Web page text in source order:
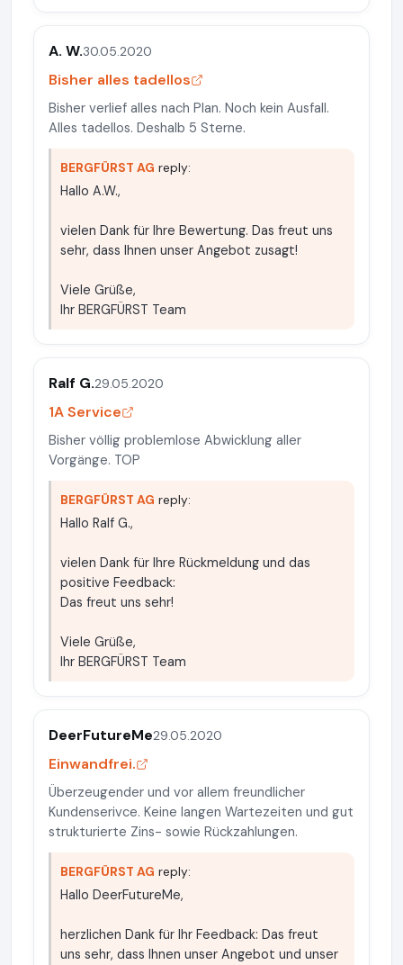
A. W.30.05.2020
Bisher alles tadellos
Bisher verlief alles nach Plan. Noch kein Ausfall.
Alles tadellos. Deshalb 5 Sterne.
BERGFÜRST AG reply:
Hallo A.W.,
vielen Dank für Ihre Bewertung. Das freut uns
sehr, dass Ihnen unser Angebot zusagt!
Viele Grüße,
Ihr BERGFÜRST Team
Ralf G.29.05.2020
1A Service
Bisher völlig problemlose Abwicklung aller
Vorgänge. TOP
BERGFÜRST AG reply:
Hallo Ralf G.,
vielen Dank für Ihre Rückmeldung und das
positive Feedback:
Das freut uns sehr!
Viele Grüße,
Ihr BERGFÜRST Team
DeerFutureMe29.05.2020
Einwandfrei.
Überzeugender und vor allem freundlicher
Kundenserivce. Keine langen Wartezeiten und gut
strukturierte Zins- sowie Rückzahlungen.
BERGFÜRST AG reply:
Hallo DeerFutureMe,
herzlichen Dank für Ihr Feedback: Das freut
uns sehr, dass Ihnen unser Angebot und unser